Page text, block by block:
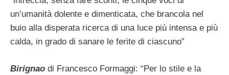
un’umanità dolente e dimenticata, che brancola nel
buio alla disperata ricerca di una luce più intensa e più
calda, in grado di sanare le ferite di ciascuno”
Birignao di Francesco Formaggi: “Per lo stile e la